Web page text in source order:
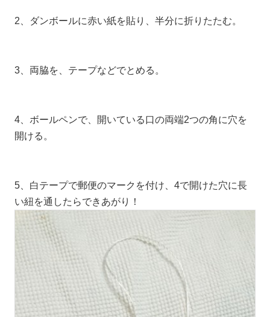
2、ダンボールに赤い紙を貼り、半分に折りたたむ。
3、両脇を、テープなどでとめる。
4、ボールペンで、開いている口の両端2つの角に穴を
開ける。
5、白テープで郵便のマークを付け、4で開けた穴に長
い紐を通したらできあがり！